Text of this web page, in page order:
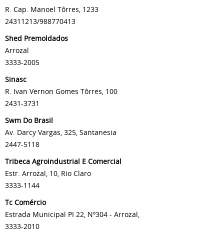
R. Cap. Manoel Tôrres, 1233
24311213/988770413
Shed Premoldados
Arrozal
3333-2005
Sinasc
R. Ivan Vernon Gomes Tôrres, 100
2431-3731
Swm Do Brasil
Av. Darcy Vargas, 325, Santanesia
2447-5118
Tribeca Agroindustrial E Comercial
Estr. Arrozal, 10, Rio Claro
3333-1144
Tc Comércio
Estrada Municipal PI 22, Nº304 - Arrozal,
3333-2010